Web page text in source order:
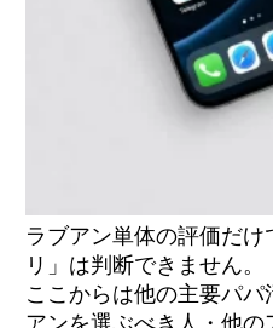
ラブアン単体の評価だ
リ」は判断できません。
ここからは他の主要パ